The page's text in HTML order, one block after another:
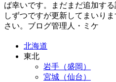
ば幸いです。まだまだ追加す
しずつですが更新してまいり
さい。ブログ管理人・ミケ
北海道
東北
岩手（盛岡）
宮城（仙台）